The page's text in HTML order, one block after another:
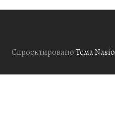
СпроектированоТема Nasio